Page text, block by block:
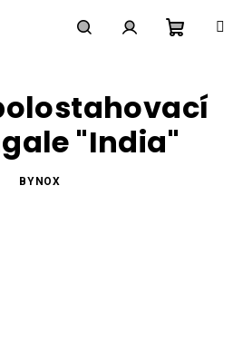
košík
"India"
BYNOX